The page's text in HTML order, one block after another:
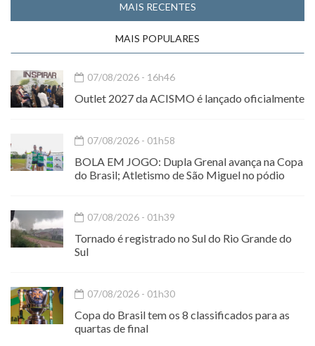
MAIS RECENTES
MAIS POPULARES
07/08/2026 - 16h46
Outlet 2027 da ACISMO é lançado oficialmente
07/08/2026 - 01h58
BOLA EM JOGO: Dupla Grenal avança na Copa
do Brasil; Atletismo de São Miguel no pódio
07/08/2026 - 01h39
Tornado é registrado no Sul do Rio Grande do
Sul
07/08/2026 - 01h30
Copa do Brasil tem os 8 classificados para as
quartas de final